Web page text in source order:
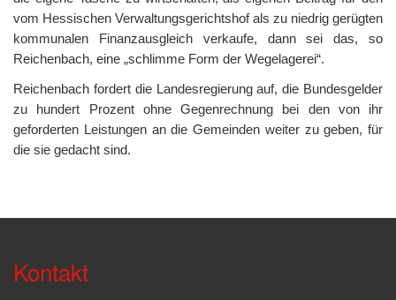
vom Hessischen Verwaltungsgerichtshof als zu niedrig gerügten
kommunalen Finanzausgleich verkaufe, dann sei das, so
Reichenbach, eine „schlimme Form der Wegelagerei“.
Reichenbach fordert die Landesregierung auf, die Bundesgelder
zu hundert Prozent ohne Gegenrechnung bei den von ihr
geforderten Leistungen an die Gemeinden weiter zu geben, für
die sie gedacht sind.
Kontakt